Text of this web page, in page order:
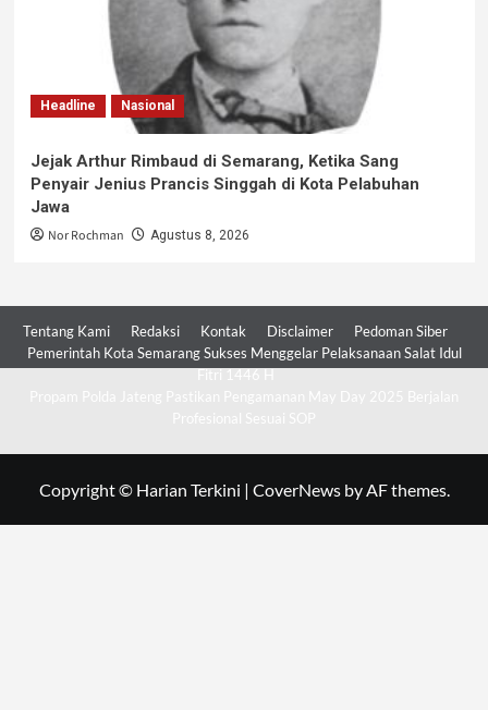
Headline Nasional
Jejak Arthur Rimbaud di Semarang, Ketika Sang
Penyair Jenius Prancis Singgah di Kota Pelabuhan
Jawa
Nor Rochman Agustus 8, 2026
Tentang Kami Redaksi Kontak Disclaimer
Pedoman Siber
Pemerintah Kota Semarang Sukses Menggelar Pelaksanaan Salat Idul
Copyright © Harian Terkini | CoverNewsby AF themes.